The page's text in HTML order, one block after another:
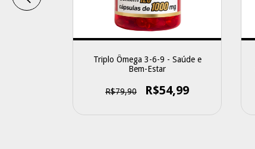
Triplo Ômega 3-6-9 - Saúde e
Bem-Estar
R$79,90 R$54,99